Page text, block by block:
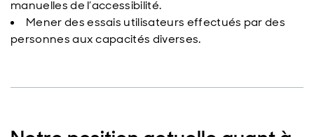
manuelles de l’accessibilité.
Mener des essais utilisateurs effectués par des
personnes aux capacités diverses.